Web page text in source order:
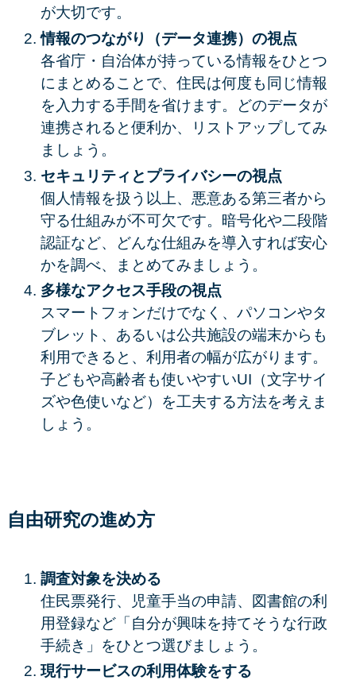
が大切です。
情報のつながり（データ連携）の視点
各省庁・自治体が持っている情報をひとつ
にまとめることで、住民は何度も同じ情報
を入力する手間を省けます。どのデータが
連携されると便利か、リストアップしてみ
ましょう。
セキュリティとプライバシーの視点
個人情報を扱う以上、悪意ある第三者から
守る仕組みが不可欠です。暗号化や二段階
認証など、どんな仕組みを導入すれば安心
かを調べ、まとめてみましょう。
多様なアクセス手段の視点
スマートフォンだけでなく、パソコンやタ
ブレット、あるいは公共施設の端末からも
利用できると、利用者の幅が広がります。
子どもや高齢者も使いやすいUI（文字サイ
ズや色使いなど）を工夫する方法を考えま
しょう。
自由研究の進め方
調査対象を決める
住民票発行、児童手当の申請、図書館の利
用登録など「自分が興味を持てそうな行政
手続き」をひとつ選びましょう。
現行サービスの利用体験をする